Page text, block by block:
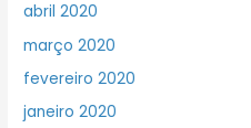
abril 2020
março 2020
fevereiro 2020
janeiro 2020